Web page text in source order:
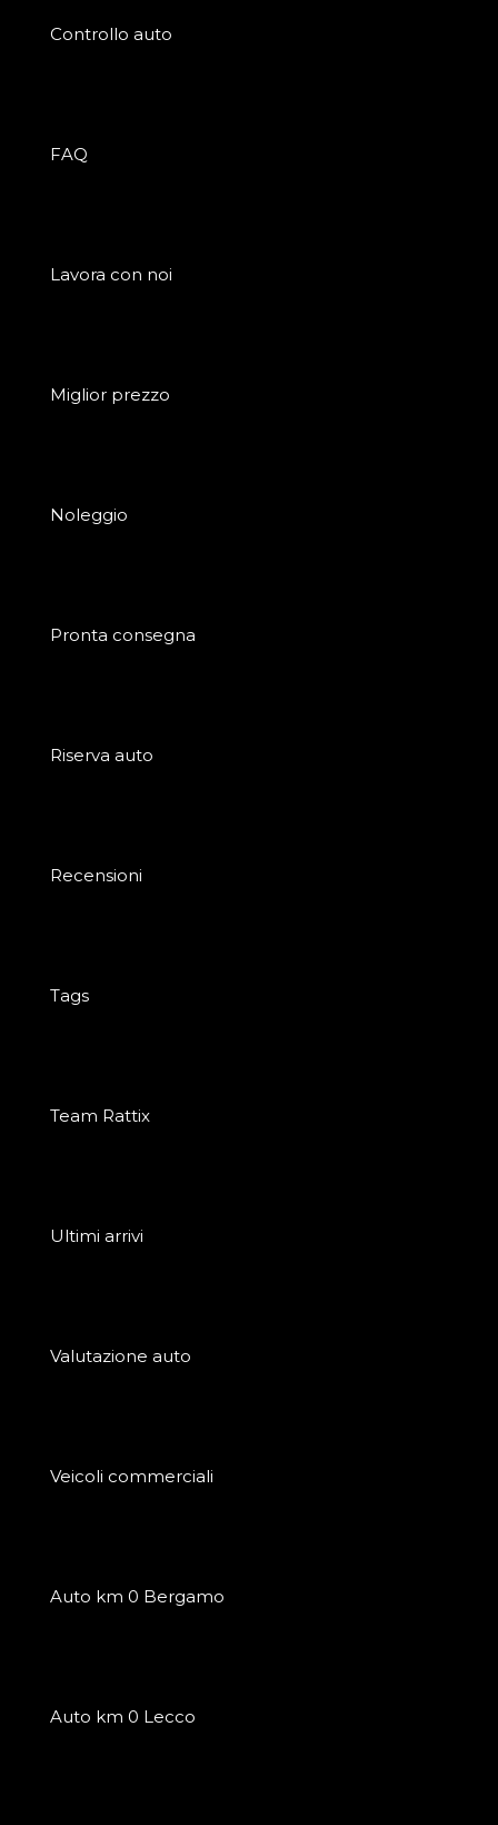
Controllo auto
FAQ
Lavora con noi
Miglior prezzo
Noleggio
Pronta consegna
Riserva auto
Recensioni
Tags
Team Rattix
Ultimi arrivi
Valutazione auto
Veicoli commerciali
Auto km 0 Bergamo
Auto km 0 Lecco